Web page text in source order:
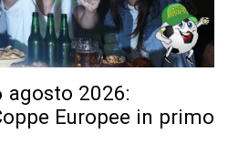
agosto 2026:
Europee in primo